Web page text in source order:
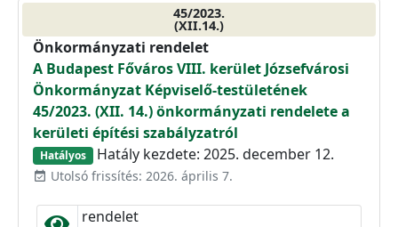
45/2023.
(XII.14.)
Önkormányzati rendelet
A Budapest Főváros VIII. kerület Józsefvárosi
Önkormányzat Képviselő-testületének
45/2023. (XII. 14.) önkormányzati rendelete a
kerületi építési szabályzatról
Hatályos Hatály kezdete: 2025. december 12.
event_available Utolsó frissítés: 2026. április 7.
rendelet